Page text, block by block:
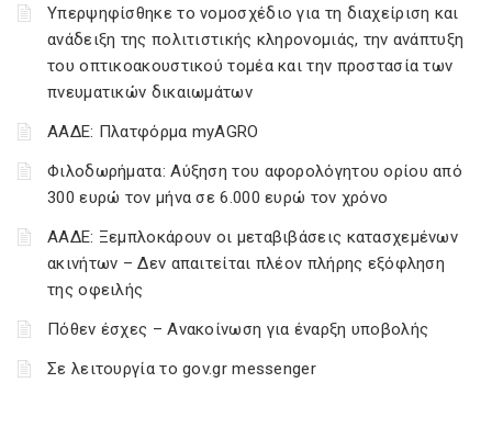
Υπερψηφίσθηκε το νομοσχέδιο για τη διαχείριση και
ανάδειξη της πολιτιστικής κληρονομιάς, την ανάπτυξη
του οπτικοακουστικού τομέα και την προστασία των
πνευματικών δικαιωμάτων
ΑΑΔΕ: Πλατφόρμα myAGRO
Φιλοδωρήματα: Αύξηση του αφορολόγητου ορίου από
300 ευρώ τον μήνα σε 6.000 ευρώ τον χρόνο
ΑΑΔΕ: Ξεμπλοκάρουν οι μεταβιβάσεις κατασχεμένων
ακινήτων – Δεν απαιτείται πλέον πλήρης εξόφληση
της οφειλής
Πόθεν έσχες – Ανακοίνωση για έναρξη υποβολής
Σε λειτουργία το gov.gr messenger